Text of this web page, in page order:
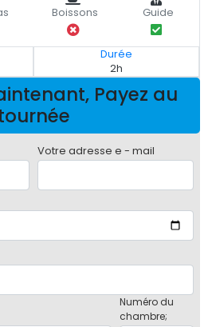
Boissons Guide
Durée
2h
Payez au
Votre adresse e - mail
Numéro du
chambre;